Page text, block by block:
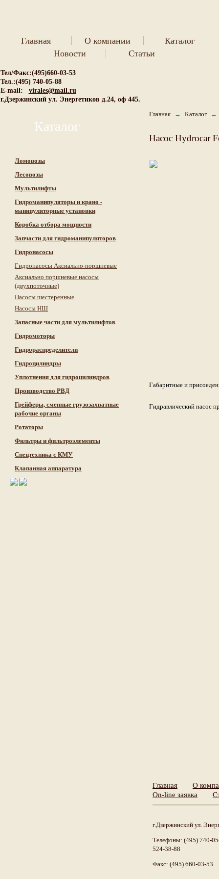
Новости Статьи
Главная О компании Каталог
Тел/Факс:(495)660-03-53
Тел.:(495) 740-05-88
E-mail:
virales@mail.ru
г.Дзержинский ул. Энергетиков д.24, оф 445.
Главная
→ Каталог →
Каталог
Ломовозы
Лесовозы
Мультилифты
Гидроманипуляторы и крано -
манипуляторные установки
Коробка отбора мощности
Запчасти для гидроманипуляторов
Гидронасосы
Гидронасосы Аксиально-поршневые
Аксиально поршневые насосы
(двухпоточные)
Насосы шестеренные
Насосы НШ
Запасные части для мультилифтов
Гидромоторы
Гидрораспределители
Гидроцилиндры
Уплотнения для гидроцилиндров
Производство РВД
Грейферы, сменные грузозахватные
рабочие органы
Ротаторы
Фильтры и фильтроэлементы
Cпецтехника с КМУ
Клапанная аппаратура
Насос Hydrocar
Габаритные и
Гидравлический насос
Главная
О
On-line заявка
г.Дзержинский ул.
Телефоны: (495) 740-
524-38-88
Факс: (495) 660-03-53